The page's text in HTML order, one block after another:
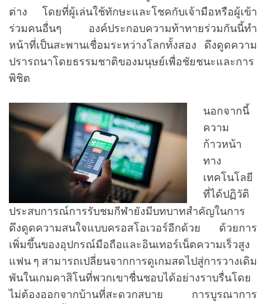
ต่าง โดยที่ผู้เล่นใช้ทักษะและโชคกับเจ้ามือหรือผู้เข้า
ร่วมคนอื่นๆ องค์ประกอบความท้าทายร่วมกันนี้ทำ
หน้าที่เป็นสะพานเชื่อมระหว่างโลกทั้งสอง ดึงดูดความ
ปรารถนาโดยธรรมชาติของมนุษย์เพื่อชัยชนะและการ
พิชิต
นอกจากนี้
ความ
ก้าวหน้า
ทาง
เทคโนโลยี
ที่ได้ปฏิวัติ
ประสบการณ์การรับชมกีฬายังมีบทบาทสำคัญในการ
ดึงดูดความสนใจแบบครอสโอเวอร์อีกด้วย ด้วยการ
เพิ่มขึ้นของอุปกรณ์มือถือและอินเทอร์เน็ตความเร็วสูง
แฟน ๆ สามารถเปลี่ยนจากการดูเกมสดไปสู่การวางเดิม
พันในเกมคาสิโนที่พวกเขาชื่นชอบได้อย่างราบรื่นโดย
ไม่ต้องออกจากบ้านที่สะดวกสบาย การบูรณาการ